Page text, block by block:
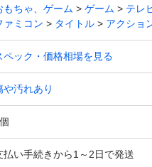
もちゃ、ゲーム ゲーム
テレ
ァミコン
タイトル アクショ
ペック・価格相場を見る
や汚れあり
個
払い手続きから1～2日で発送